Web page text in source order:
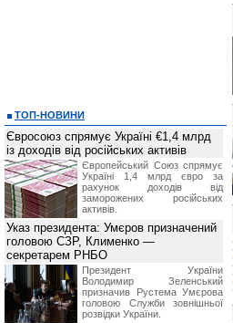
ТОП-НОВИНИ
Євросоюз спрямує Україні €1,4 млрд
із доходів від російських активів
Європейський Союз спрямує
Україні 1,4 млрд євро за
рахунок доходів від
заморожених російських
активів.
Указ президента: Умєров призначений
головою СЗР, Клименко —
секретарем РНБО
Президент України
Володимир Зеленський
призначив Pустема Умєрова
головою Служби зовнішньої
розвідки України.